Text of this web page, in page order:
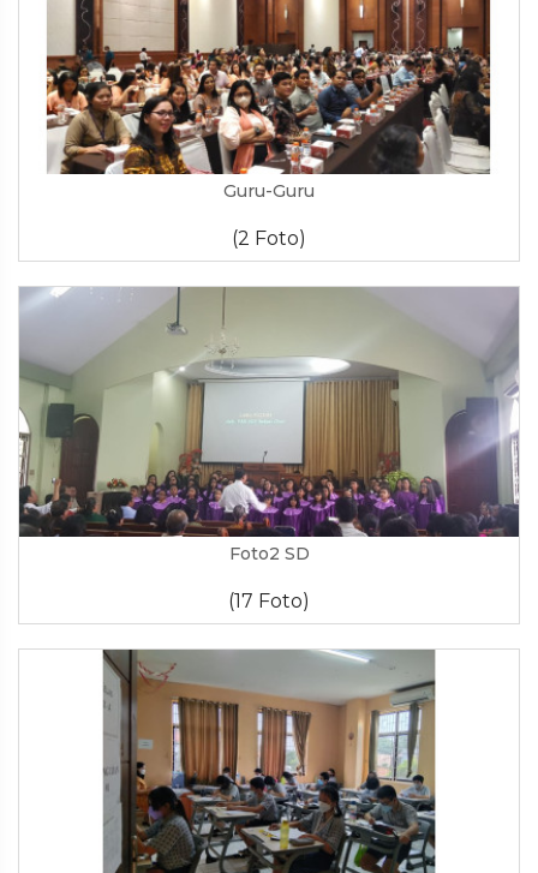
Guru-Guru
(2 Foto)
Foto2 SD
(17 Foto)